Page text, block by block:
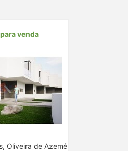
venda
Oliveira de Azeméis, Aveiro